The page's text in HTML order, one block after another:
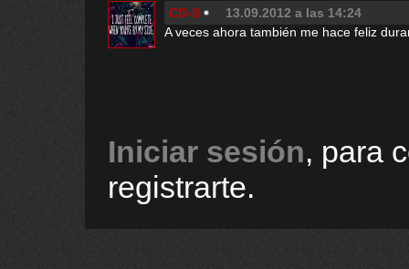
CD-S
13.09.2012 a las 14:24
A veces ahora también me hace feliz
Iniciar sesión, para
registrarte.